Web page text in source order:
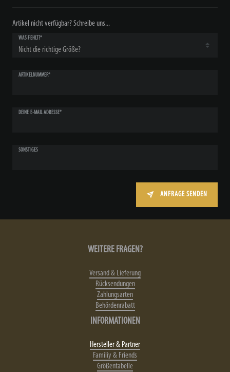
Artikel nicht verfügbar? Schreibe uns...
WAS FEHLT?*
ARTIKELNUMMER*
DEINE E-MAIL ADRESSE*
SONSTIGES
ANFRAGE SENDEN
WEITERE FRAGEN?
Versand & Lieferung
Rücksendungen
Zahlungsarten
Behördenrabatt
INFORMATIONEN
Hersteller & Partner
Familiy & Friends
Größentabelle